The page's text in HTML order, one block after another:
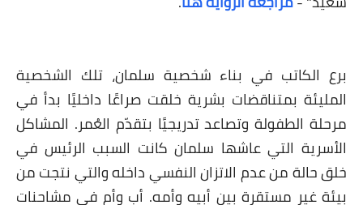
الكاتب في بناء شخصية سلمان، تلك الشخصية
بمتناقضات بشرية خلقت صراعًا داخليًا بدأ في
الطفولة وتصاعد تدريجيًا بتقدّم العُمر. المشاكل
التي عاشها سلمان كانت السبب الرئيس في
حالة من عدم الاتزان النفسي داخله والتي نتجت من
غير مستقرة بين أبيه وأمه. أب وأم في مشاحنات